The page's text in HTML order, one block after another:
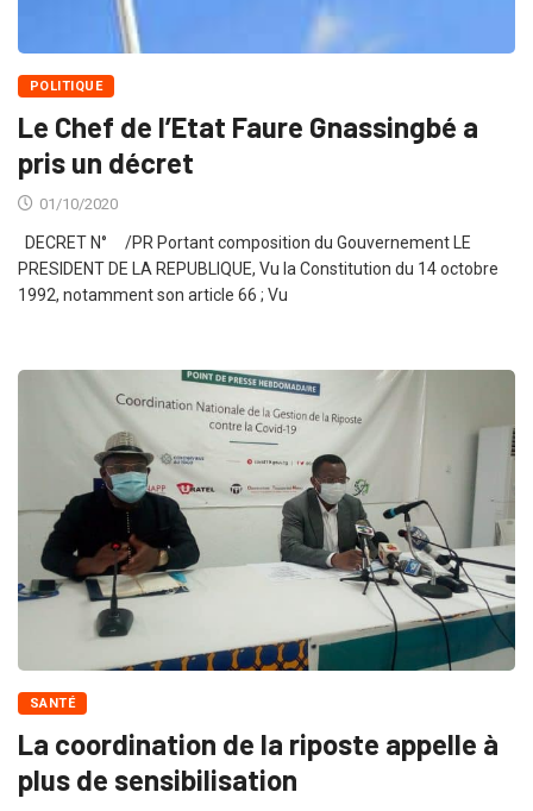
POLITIQUE
Le Chef de l’Etat Faure Gnassingbé a
pris un décret
01/10/2020
DECRET N° /PR Portant composition du Gouvernement LE
PRESIDENT DE LA REPUBLIQUE, Vu la Constitution du 14 octobre
1992, notamment son article 66 ; Vu
SANTÉ
La coordination de la riposte appelle à
plus de sensibilisation